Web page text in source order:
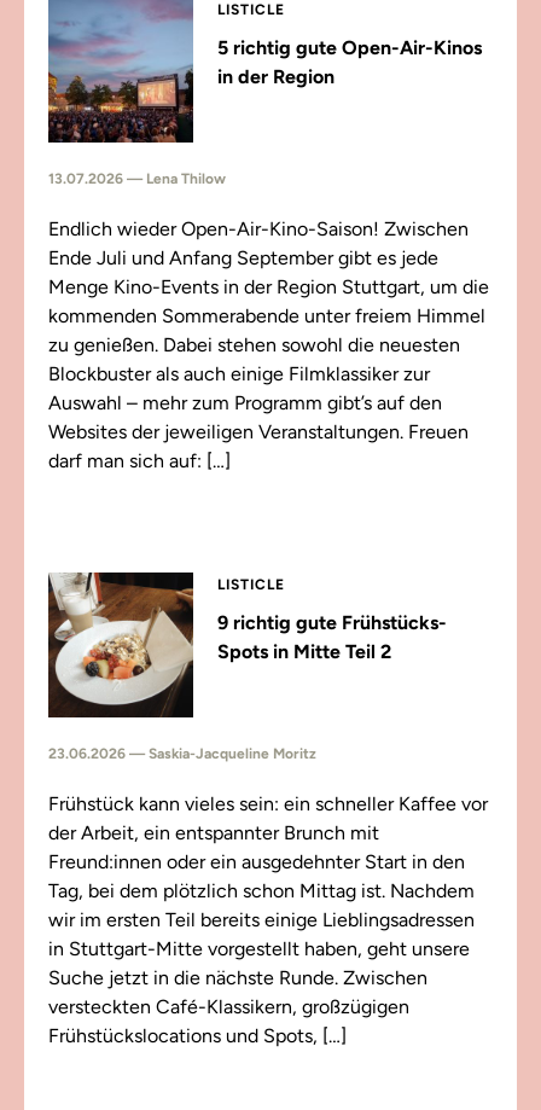
LISTICLE
5 richtig gute Open-Air-Kinos
in der Region
13.07.2026 — Lena Thilow
Endlich wieder Open-Air-Kino-Saison! Zwischen
Ende Juli und Anfang September gibt es jede
Menge Kino-Events in der Region Stuttgart, um die
kommenden Sommerabende unter freiem Himmel
zu genießen. Dabei stehen sowohl die neuesten
Blockbuster als auch einige Filmklassiker zur
Auswahl – mehr zum Programm gibt’s auf den
Websites der jeweiligen Veranstaltungen. Freuen
darf man sich auf: […]
LISTICLE
9 richtig gute Frühstücks-
Spots in Mitte Teil 2
23.06.2026 — Saskia-Jacqueline Moritz
Frühstück kann vieles sein: ein schneller Kaffee vor
der Arbeit, ein entspannter Brunch mit
Freund:innen oder ein ausgedehnter Start in den
Tag, bei dem plötzlich schon Mittag ist. Nachdem
wir im ersten Teil bereits einige Lieblingsadressen
in Stuttgart-Mitte vorgestellt haben, geht unsere
Suche jetzt in die nächste Runde. Zwischen
versteckten Café-Klassikern, großzügigen
Frühstückslocations und Spots, […]